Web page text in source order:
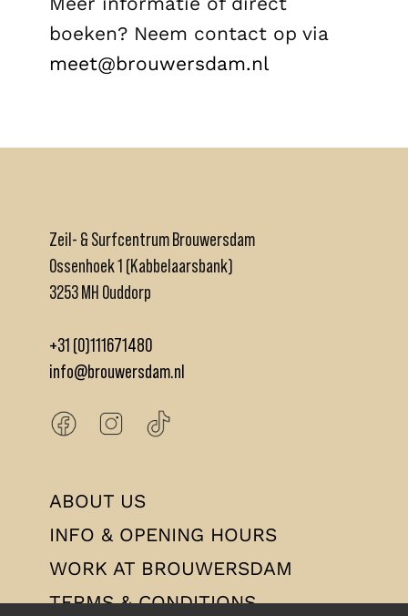
allergieën of (di)eetwensen.
Meer informatie of direct
Zeil- & Surfcentrum Brouwersdam
3253 MH Ouddorp
info@brouwersdam.nl
ABOUT US
INFO & OPENING HOURS